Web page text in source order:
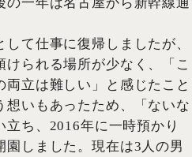
て仕事に復帰しましたが、
られる場所が少なく、「こ
立は難しい」と感じたこと
想いもあったため、「ないな
ち、2016年に一時預かり
しました。現在は3人の男